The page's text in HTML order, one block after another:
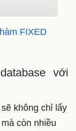
FIXED
với
không chỉ lấy
còn nhiều